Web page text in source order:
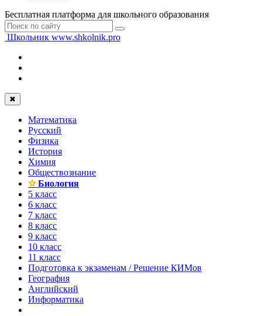
Бесплатная платформа для школьного образования
Школьник www.shkolnik.pro
✖
Математика
Русский
Физика
История
Химия
Обществознание
✫Биология
5 класс
6 класс
7 класс
8 класс
9 класс
10 класс
11 класс
Подготовка к экзаменам / Решение КИМов
География
Английский
Информатика